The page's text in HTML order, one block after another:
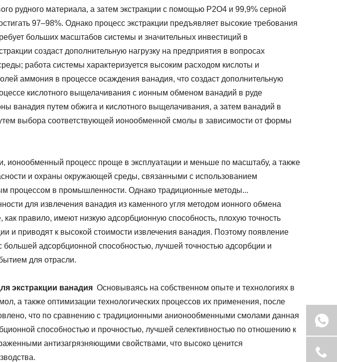
рудного материала, а затем экстракции с помощью P2O4 и 99,9% серной
97–98%. Однако процесс экстракции предъявляет высокие требования
больших масштабов системы и значительных инвестиций в
создаст дополнительную нагрузку на предприятия в вопросах
работа системы характеризуется высоким расходом кислоты и
аммония в процессе осаждения ванадия, что создаст дополнительную
кислотного выщелачивания с ионным обменом ванадий в руде
ванадия путем обжига и кислотного выщелачивания, а затем ванадий в
выбора соответствующей ионообменной смолы в зависимости от формы
ионообменный процесс проще в эксплуатации и меньше по масштабу, а также
и охраны окружающей среды, связанными с использованием
процессом в промышленности. Однако традиционные методы...
для извлечения ванадия из каменного угля методом ионного обмена
правило, имеют низкую адсорбционную способность, плохую точность
и приводят к высокой стоимости извлечения ванадия. Поэтому появление
адсорбционной способностью, лучшей точностью адсорбции и
для отрасли.
экстракции ванадия Основываясь на собственном опыте и технологиях в
а также оптимизации технологических процессов их применения, после
что по сравнению с традиционными анионообменными смолами данная
способностью и прочностью, лучшей селективностью по отношению к
антизагрязняющими свойствами, что высоко ценится